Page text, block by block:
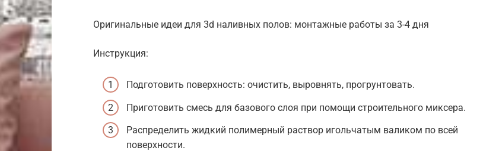
Оригинальные идеи для 3d наливных полов: монтажные работы за 3-4 дня
Инструкция:
Подготовить поверхность: очистить, выровнять, прогрунтовать.
Приготовить смесь для базового слоя при помощи строительного миксера.
Распределить жидкий полимерный раствор игольчатым валиком по всей
поверхности.